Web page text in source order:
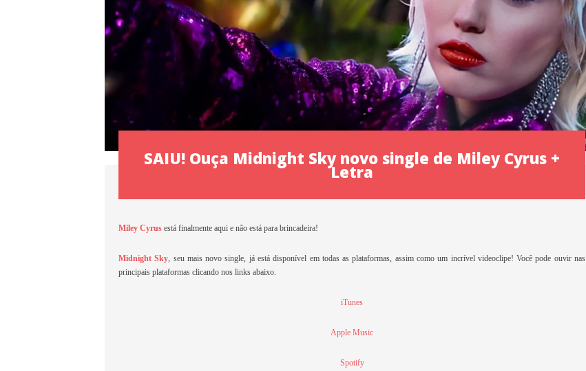
SAIU! Ouça Midnight Sky novo single de Miley Cyrus +
Letra
Miley Cyrus está finalmente aqui e não está para brincadeira!
Midnight Sky, seu mais novo single, já está disponível em todas as plataformas, assim como um incrível videoclipe! Você pode ouvir nas
principais plataformas clicando nos links abaixo.
iTunes
Apple Music
Spotify